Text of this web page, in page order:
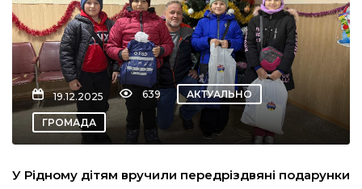
19.12.2025 639 АКТУАЛЬНО
ГРОМАДА
У Рідному дітям вручили передріздвяні подарунки